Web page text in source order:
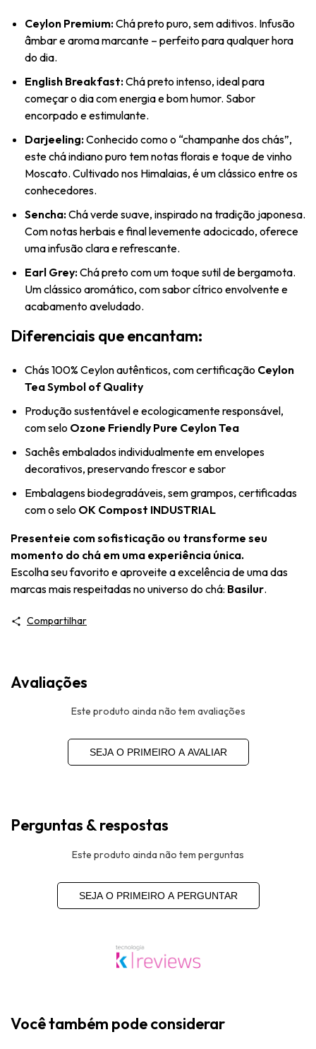
Ceylon Premium:Chá preto puro, sem aditivos. Infusão
âmbar e aroma marcante – perfeito para qualquer hora
do dia.
English Breakfast:Chá preto intenso, ideal para
começar o dia com energia e bom humor. Sabor
encorpado e estimulante.
Darjeeling:Conhecido como o “champanhe dos chás”,
este chá indiano puro tem notas florais e toque de vinho
Moscato. Cultivado nos Himalaias, é um clássico entre os
conhecedores.
Sencha:Chá verde suave, inspirado na tradição japonesa.
Com notas herbais e final levemente adocicado, oferece
uma infusão clara e refrescante.
Earl Grey:Chá preto com um toque sutil de bergamota.
Um clássico aromático, com sabor cítrico envolvente e
acabamento aveludado.
Diferenciais que encantam:
Chás 100% Ceylon autênticos, com certificação Ceylon
Tea Symbol of Quality
Produção sustentável e ecologicamente responsável,
com selo Ozone Friendly Pure Ceylon Tea
Sachês embalados individualmente em envelopes
decorativos, preservando frescor e sabor
Embalagens biodegradáveis, sem grampos, certificadas
com o selo OK Compost INDUSTRIAL
Presenteie com sofisticação ou transforme seu
momento do chá em uma experiência única.
Escolha seu favorito e aproveite a excelência de uma das
marcas mais respeitadas no universo do chá: Basilur.
Compartilhar
Avaliações
Este produto ainda não tem avaliações
SEJA O PRIMEIRO A AVALIAR
Perguntas & respostas
Este produto ainda não tem perguntas
SEJA O PRIMEIRO A PERGUNTAR
Você também pode considerar